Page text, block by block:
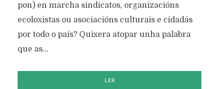
pon) en marcha sindicatos, organizacións
ecoloxistas ou asociacións culturais e cidadás
por todo o país? Quixera atopar unha palabra
que as...
LER